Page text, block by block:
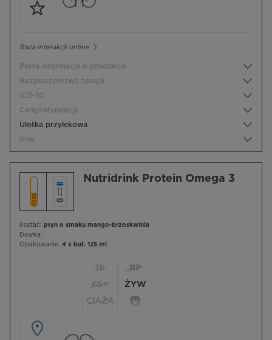
Baza interakcji online
Pełna informacja o produkcie
Bezpieczeństwo terapii
ICD-10
Ceny/refundacja
Ulotka przylekowa
Inne
Nutridrink Protein Omega 3
Postać: płyn o smaku mango-brzoskwinia
Dawka:
Opakowanie: 4 x but. 125 ml
18
65+
CIĄŻA
RP
ŻYW